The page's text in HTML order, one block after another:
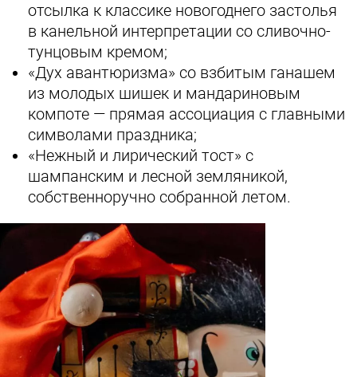
отсылка к классике новогоднего застолья
в канельной интерпретации со сливочно-
тунцовым кремом;
«Дух авантюризма» со взбитым ганашем
из молодых шишек и мандариновым
компоте — прямая ассоциация с главными
символами праздника;
«Нежный и лирический тост» с
шампанским и лесной земляникой,
собственноручно собранной летом.